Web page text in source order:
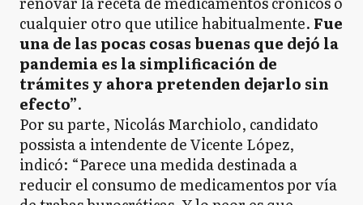
cualquier otro que utilice habitualmente. Fue
una de las pocas cosas buenas que dejó la
pandemia es la simplificación de
trámites y ahora pretenden dejarlo sin
efecto”.
Por su parte, Nicolás Marchiolo, candidato
possista a intendente de Vicente López,
indicó: “Parece una medida destinada a
reducir el consumo de medicamentos por vía